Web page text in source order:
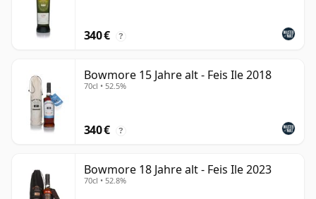
340 € ?
Bowmore 15 Jahre alt - Feis Ile 2018
70cl • 52.5%
340 € ?
Bowmore 18 Jahre alt - Feis Ile 2023
70cl • 52.8%